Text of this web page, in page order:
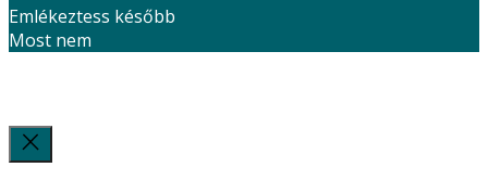
Emlékeztess később
Most nem